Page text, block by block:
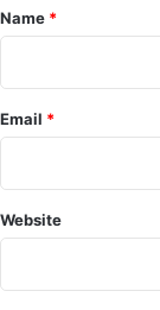
*
Name *
Email *
Website